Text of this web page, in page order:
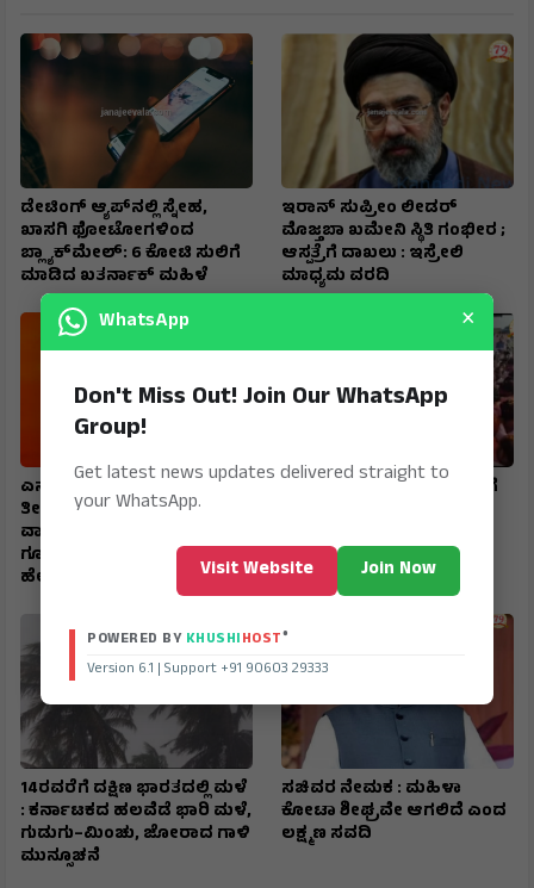
ಡೇಟಿಂಗ್ ಆ್ಯಪ್‌ನಲ್ಲಿ ಸ್ನೇಹ,
ಖಾಸಗಿ ಫೋಟೋಗಳಿಂದ
ಬ್ಲ್ಯಾಕ್‌ಮೇಲ್: ₹6 ಕೋಟಿ ಸುಲಿಗೆ
ಮಾಡಿದ ಖತರ್ನಾಕ್‌ ಮಹಿಳೆ
ಇರಾನ್‌ ಸುಪ್ರೀಂ ಲೀಡರ್‌
ಮೊಜ್ತಬಾ ಖಮೇನಿ ಸ್ಥಿತಿ ಗಂಭೀರ ;
ಆಸ್ಪತ್ರೆಗೆ ದಾಖಲು : ಇಸ್ರೇಲಿ
ಮಾಧ್ಯಮ ವರದಿ
ಎನ್‌ಕ್ರಿಪ್ಟೆಡ್‌ ಕಾಲ್‌, ರಹಸ್ಯ ಕಡತ,
ತೀವ್ರ ನಿಗಾ : ಪೊಲೀಸರು
ವಾಯುಪಡೆಯ ಹನಿಟ್ರ್ಯಾಪ್–
ಗೂಢಚಾರಿಕೆ ಜಾಲ ಭೇದಿಸಿದ್ದು
ಹೇಗೆ…?
ತವರಿನಲ್ಲಿ ಸಚಿವ ಲಕ್ಷ್ಮಣ ಸವದಿಗೆ
14ರವರೆಗೆ ದಕ್ಷಿಣ ಭಾರತದಲ್ಲಿ ಮಳೆ
: ಕರ್ನಾಟಕದ ಹಲವೆಡೆ ಭಾರಿ ಮಳೆ,
ಗುಡುಗು–ಮಿಂಚು, ಜೋರಾದ ಗಾಳಿ
ಮುನ್ಸೂಚನೆ
ಸಚಿವರ ನೇಮಕ : ಮಹಿಳಾ
ಕೋಟಾ ಶೀಘ್ರವೇ ಆಗಲಿದೆ ಎಂದ
ಲಕ್ಷ್ಮಣ ಸವದಿ
WhatsApp ×
Don't Miss Out! Join Our WhatsApp
Group!
Get latest news updates delivered straight to
your WhatsApp.
Visit Website Join Now
POWERED BY KHUSHIHOST®
Version 6.1 | Support +91 90603 29333